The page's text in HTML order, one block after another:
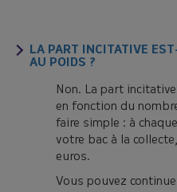
LA PART INCITATIVE
AU POIDS ?
Non. La part
en fonction du
faire simple : à
votre bac à la
euros.
Vous pouvez